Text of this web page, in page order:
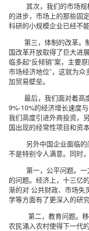
其次，我们的市场规
的进步，市场上的那些固
科研的小规模企业已经不
第三，体制的改革。制
国改革开放取得了巨大进
临多起“反倾销”案，主要
市场经济地位”，这就为
加贸易壁垒。
最后，我们面对着高度
9%-10%的经济增长速度
我们高度引进外商投资，
国出现的经常性项目和资
另外中国企业面临的
不是特别令人满意。同时
第一，公平问题。一
的问题。经济上，十三亿
渐的对 公共财政、市场失
学等方面有了更深入的研究
第二，教育问题。移
农民涌入农村使得下一代